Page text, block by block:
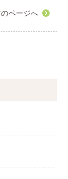
ページへ